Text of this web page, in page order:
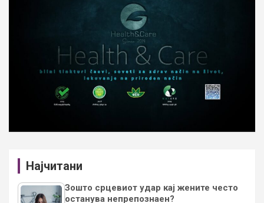
Најчитани
Зошто срцевиот удар кај жените често
останува непрепознаен?